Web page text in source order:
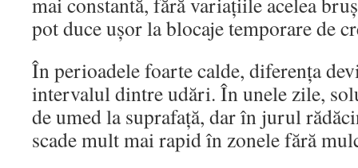
pot duce ușor la blocaje temporare de
În perioadele foarte calde, diferența
intervalul dintre udări. În unele zile,
de umed la suprafață, dar în jurul
scade mult mai rapid în zonele fără